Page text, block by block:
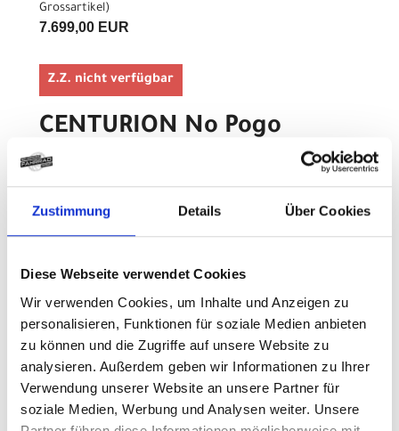
Zustimmung Details Über Cookies
Diese Webseite verwendet Cookies
Wir verwenden Cookies, um Inhalte und Anzeigen zu
personalisieren, Funktionen für soziale Medien anbieten
zu können und die Zugriffe auf unsere Website zu
analysieren. Außerdem geben wir Informationen zu Ihrer
Verwendung unserer Website an unsere Partner für
soziale Medien, Werbung und Analysen weiter. Unsere
Grossartikel)
7.699,00 EUR
Z.Z. nicht verfügbar
CENTURION No Pogo
R5000 S 29"/27.5" 39cm
Signature Red/Kohlegrau
Modelljahr 2026
Farbe: Signature Red/Kohlegrau
pro Stück (inkl. MwSt. zzgl. Versandkosten für
Grossartikel)
7.499,00 EUR
Z.Z. nicht verfügbar